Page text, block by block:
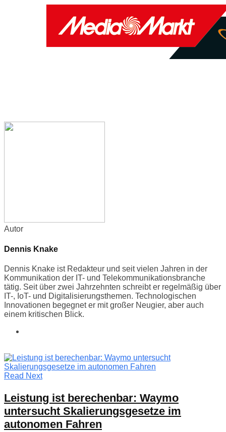
Autor
Dennis Knake
Dennis Knake ist Redakteur und seit vielen Jahren in der
Kommunikation der IT- und Telekommunikationsbranche
tätig. Seit über zwei Jahrzehnten schreibt er regelmäßig über
IT-, IoT- und Digitalisierungsthemen. Technologischen
Innovationen begegnet er mit großer Neugier, aber auch
einem kritischen Blick.
Read Next
Leistung ist berechenbar: Waymo
untersucht Skalierungsgesetze im
autonomen Fahren